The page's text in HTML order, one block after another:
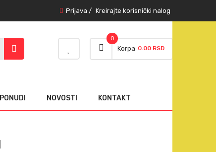
Prijava / Kreirajte korisnički nalog
Korpa
0
0.00 RSD
NOVOSTI KONTAKT